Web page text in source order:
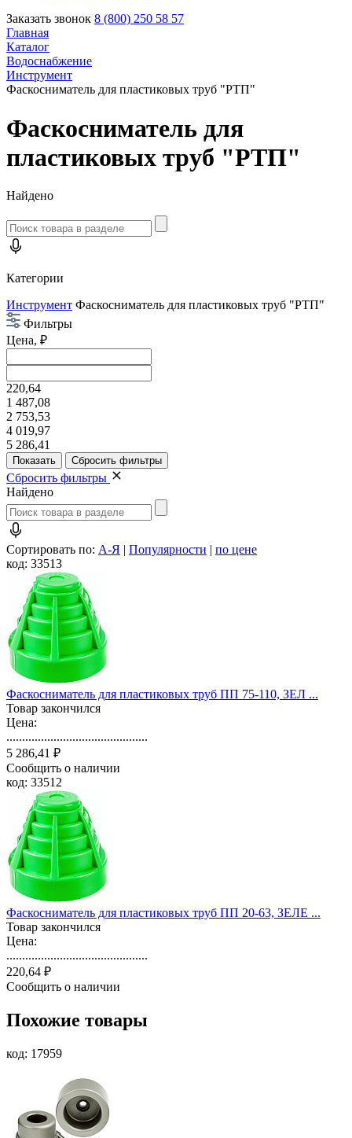
Заказать звонок 8 (800) 250 58 57
Главная
Каталог
Водоснабжение
Инструмент
Фаскосниматель для пластиковых труб "РТП"
Фаскосниматель для
пластиковых труб "РТП"
Найдено
Категории
Инструмент Фаскосниматель для пластиковых труб "РТП"
Фильтры
Цена, ₽
220,64
1 487,08
2 753,53
4 019,97
5 286,41
Сбросить фильтры
Найдено
Сортировать по: А-Я | Популярности | по цене
код: 33513
Фаскосниматель для пластиковых труб ПП 75-110, ЗЕЛ ...
Товар закончился
Цена:
.............................................
5 286,41 ₽
Сообщить о наличии
код: 33512
Фаскосниматель для пластиковых труб ПП 20-63, ЗЕЛЕ ...
Товар закончился
Цена:
.............................................
220,64 ₽
Сообщить о наличии
Похожие товары
код: 17959